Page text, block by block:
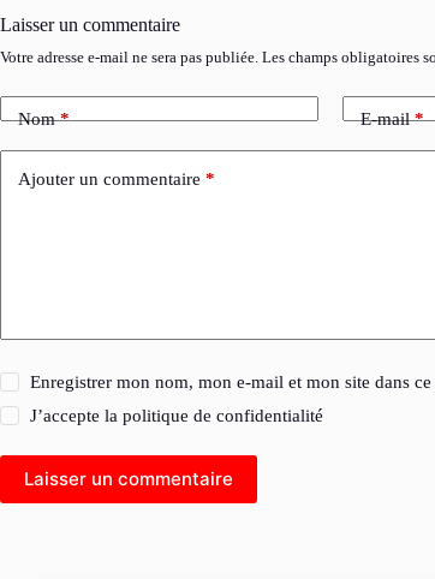
Laisser un commentaire
Votre adresse e-mail ne sera pas publiée. Les champs obligatoires
Nom* E-mail*
Ajouter un commentaire *
Enregistrer mon nom, mon e-mail et mon site dans
J’accepte lapolitique de confidentialité
Laisser un commentaire